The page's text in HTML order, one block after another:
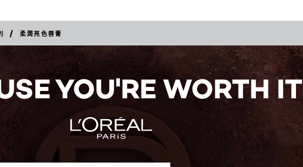
/ 柔潤亮色唇膏
YOU'RE WORTH IT